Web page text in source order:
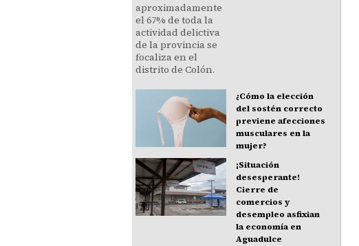
¿Cómo la elección
del sostén correcto
previene afecciones
musculares en la
mujer?
¡Situación
desesperante!
Cierre de
comercios y
desempleo asfixian
la economía en
Aguadulce